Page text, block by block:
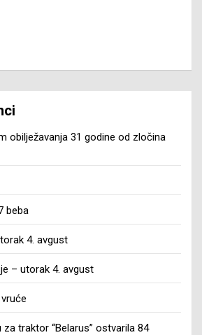
obilježavanja 31 godine od zločina
beba
4. avgust
– utorak 4. avgust
traktor “Belarus” ostvarila 84